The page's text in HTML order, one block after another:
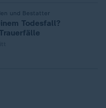
und Bestatter
Todesfall?